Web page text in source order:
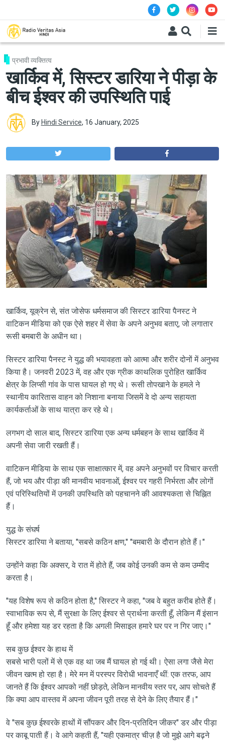
प्रभावी व्यक्तित्व
खार्किव में, सिस्टर डारिया ने पीड़ा के
बीच ईश्वर की उपस्थिति पाई
By Hindi Service, 16 January, 2025
खार्किव, यूक्रेन से, संत जोसेफ धर्मसमाज की सिस्टर डारिया पैनस्ट ने
वाटिकन मीडिया को एक ऐसे शहर में सेवा के अपने अनुभव बताए, जो लगातार
रूसी बमबारी के अधीन था।
सिस्टर डारिया पैनस्ट ने युद्ध की भयावहता को आत्मा और शरीर दोनों में अनुभव
किया है। जनवरी 2023 में, वह और एक ग्रीक काथलिक पुरोहित खार्किव
क्षेत्र के लिप्सी गांव के पास घायल हो गए थे। रूसी तोपखाने के हमले ने
स्थानीय कारितास वाहन को निशाना बनाया जिसमें वे दो अन्य सहायता
कार्यकर्ताओं के साथ यात्रा कर रहे थे।
लगभग दो साल बाद, सिस्टर डारिया एक अन्य धर्मबहन के साथ खार्किव में
अपनी सेवा जारी रखती हैं।
वाटिकन मीडिया के साथ एक साक्षात्कार में, वह अपने अनुभवों पर विचार करती
हैं, जो भय और पीड़ा की मानवीय भावनाओं, ईश्वर पर गहरी निर्भरता और लोगों
एवं परिस्थितियों में उनकी उपस्थिति को पहचानने की आवश्यकता से चिह्नित
हैं।
युद्ध के संघर्ष
सिस्टर डारिया ने बताया, "सबसे कठिन क्षण," "बमबारी के दौरान होते हैं।"
उन्होंने कहा कि अक्सर, वे रात में होते हैं, जब कोई उनकी कम से कम उम्मीद
करता है।
"यह विशेष रूप से कठिन होता है," सिस्टर ने कहा, "जब वे बहुत करीब होते हैं।
स्वाभाविक रूप से, मैं सुरक्षा के लिए ईश्वर से प्रार्थना करती हूँ, लेकिन मैं इंसान
हूँ और हमेशा यह डर रहता है कि अगली मिसाइल हमारे घर पर न गिर जाए।"
सब कुछ ईश्वर के हाथ में
सबसे भारी पलों में से एक वह था जब मैं घायल हो गई थी। ऐसा लगा जैसे मेरा
जीवन खत्म हो रहा है। मेरे मन में परस्पर विरोधी भावनाएँ थीं: एक तरफ, आप
जानते हैं कि ईश्वर आपको नहीं छोड़ते, लेकिन मानवीय स्तर पर, आप सोचते हैं
कि क्या आप वास्तव में अपना जीवन पूरी तरह से देने के लिए तैयार हैं।"
वे "सब कुछ ईश्वरके हाथों में सौंपकर और दिन-प्रतिदिन जीकर" डर और पीड़ा
पर काबू पाती हैं। वे आगे कहती हैं, "यही एकमात्र चीज़ है जो मुझे आगे बढ़ने